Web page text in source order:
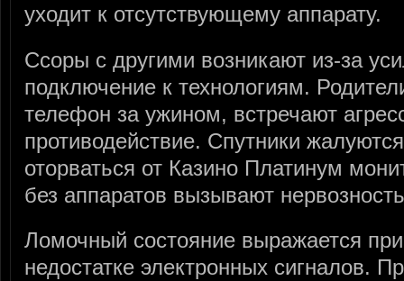
уходит к отсутствующему аппарату.
Ссоры с другими возникают из-за
подключение к технологиям.
телефон за ужином, встречают
противодействие. Спутники
оторваться от Казино Платинум
без аппаратов вызывают
Ломочный состояние выражается
недостатке электронных сигналов.